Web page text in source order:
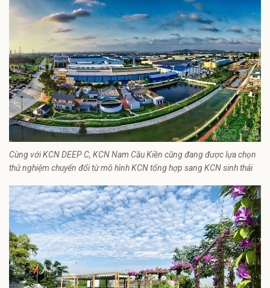
Cùng với KCN DEEP C, KCN Nam Cầu Kiền cũng đang được lựa chọn
thử nghiệm chuyển đổi từ mô hình KCN tổng hợp sang KCN sinh thái